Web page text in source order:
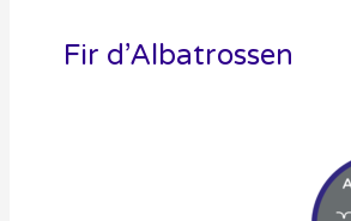
Fir d’Albatrossen